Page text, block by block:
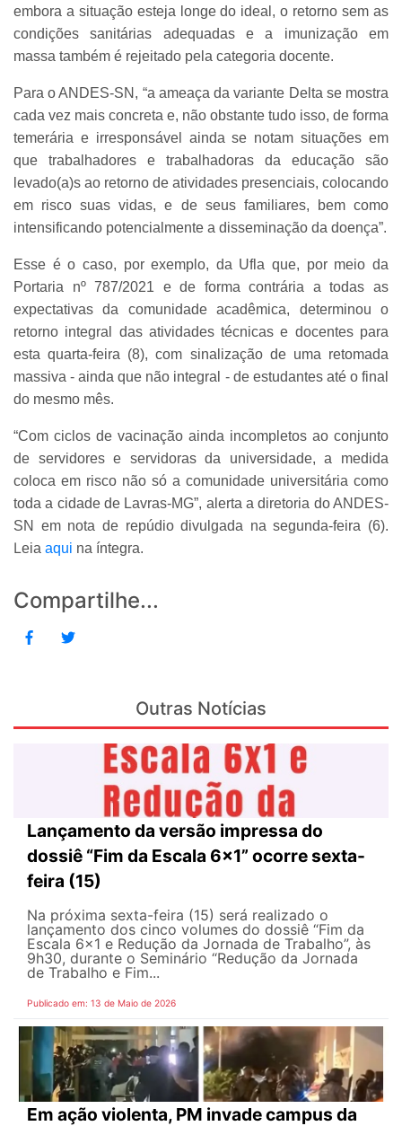
embora a situação esteja longe do ideal, o retorno sem as
condições sanitárias adequadas e a imunização em
massa também é rejeitado pela categoria docente.
Para o ANDES-SN, “a ameaça da variante Delta se mostra
cada vez mais concreta e, não obstante tudo isso, de forma
temerária e irresponsável ainda se notam situações em
que trabalhadores e trabalhadoras da educação são
levado(a)s ao retorno de atividades presenciais, colocando
em risco suas vidas, e de seus familiares, bem como
intensificando potencialmente a disseminação da doença”.
Esse é o caso, por exemplo, da Ufla que, por meio da
Portaria nº 787/2021 e de forma contrária a todas as
expectativas da comunidade acadêmica, determinou o
retorno integral das atividades técnicas e docentes para
esta quarta-feira (8), com sinalização de uma retomada
massiva - ainda que não integral - de estudantes até o final
do mesmo mês.
“Com ciclos de vacinação ainda incompletos ao conjunto
de servidores e servidoras da universidade, a medida
coloca em risco não só a comunidade universitária como
toda a cidade de Lavras-MG”, alerta a diretoria do ANDES-
SN em nota de repúdio divulgada na segunda-feira (6).
Leia aqui na íntegra.
Compartilhe...
Outras Notícias
Lançamento da versão impressa do
dossiê “Fim da Escala 6×1” ocorre sexta-
feira (15)
Na próxima sexta-feira (15) será realizado o
lançamento dos cinco volumes do dossiê “Fim da
Escala 6×1 e Redução da Jornada de Trabalho”, às
9h30, durante o Seminário “Redução da Jornada
de Trabalho e Fim...
Publicado em: 13 de Maio de 2026
Em ação violenta, PM invade campus da